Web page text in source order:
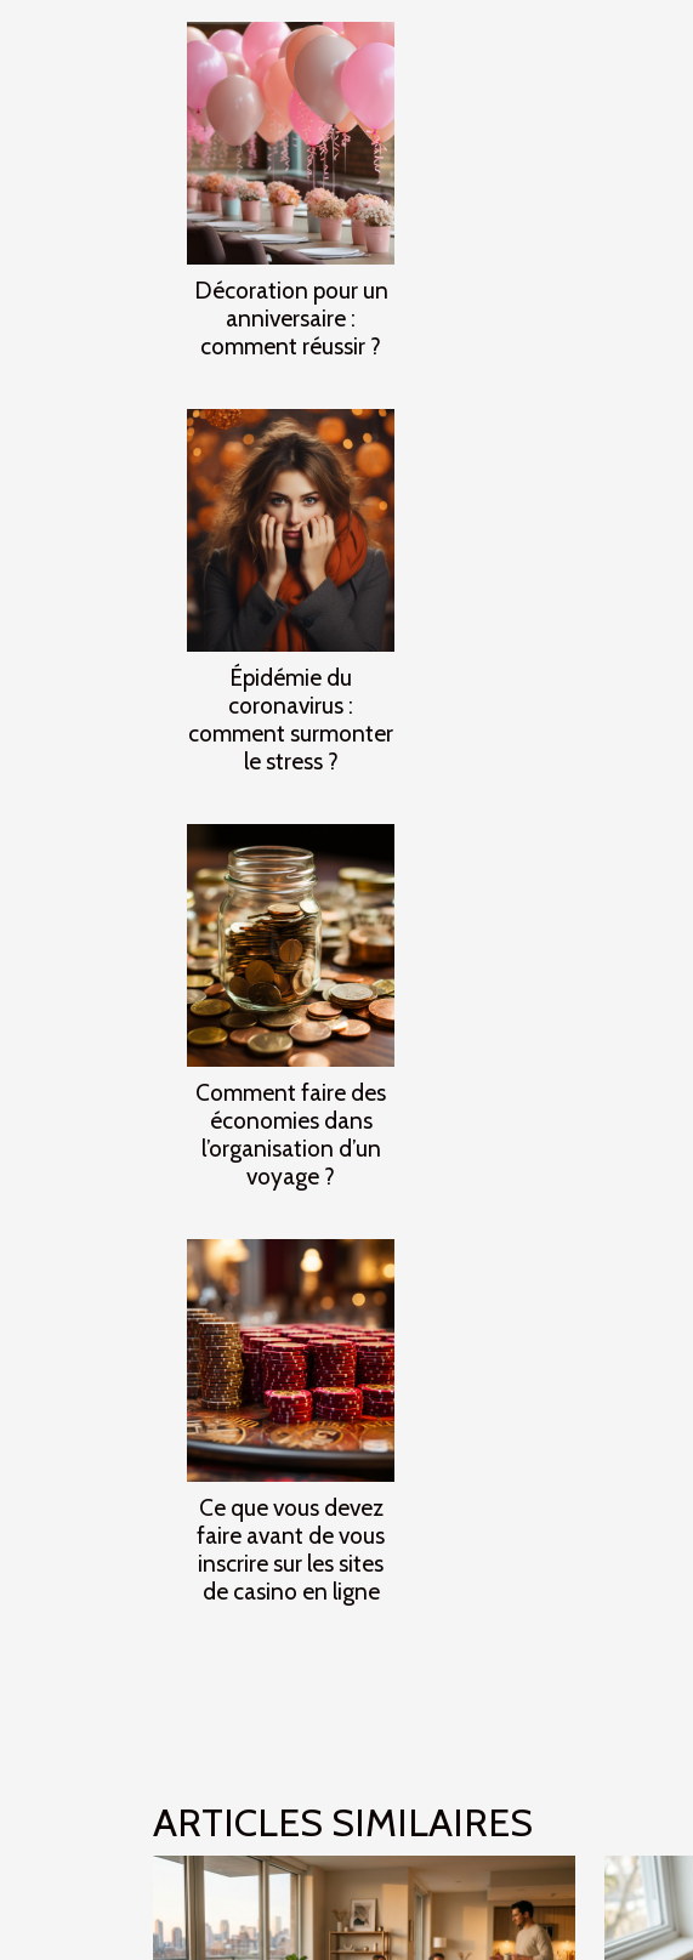
Décoration pour un
anniversaire :
comment réussir ?
Épidémie du
coronavirus :
comment surmonter
le stress ?
Comment faire des
économies dans
l’organisation d’un
voyage ?
Ce que vous devez
faire avant de vous
inscrire sur les sites
de casino en ligne
ARTICLES SIMILAIRES